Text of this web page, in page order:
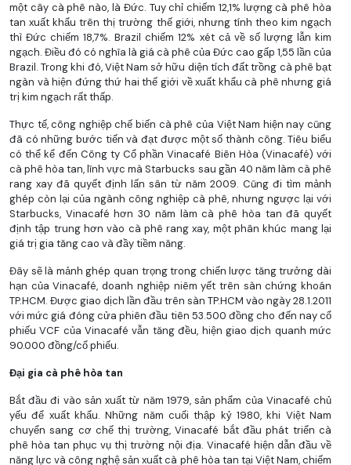
một cây cà phê nào, là Đức. Tuy chỉ chiếm 12,1% lượng cà phê hòa
tan xuất khẩu trên thị trường thế giới, nhưng tính theo kim ngạch
thì Đức chiếm 18,7%. Brazil chiếm 12% xét cả về số lượng lẫn kim
ngạch. Điều đó có nghĩa là giá cà phê của Đức cao gấp 1,55 lần của
Brazil. Trong khi đó, Việt Nam sở hữu diện tích đất trồng cà phê bạt
ngàn và hiện đứng thứ hai thế giới về xuất khẩu cà phê nhưng giá
trị kim ngạch rất thấp.
Thực tế, công nghiệp chế biến cà phê của Việt Nam hiện nay cũng
đã có những bước tiến và đạt được một số thành công. Tiêu biểu
có thể kể đến Công ty Cổ phần Vinacafé Biên Hòa (Vinacafé) với
cà phê hòa tan, lĩnh vực mà Starbucks sau gần 40 năm làm cà phê
rang xay đã quyết định lấn sân từ năm 2009. Cũng đi tìm mảnh
ghép còn lại của ngành công nghiệp cà phê, nhưng ngược lại với
Starbucks, Vinacafé hơn 30 năm làm cà phê hòa tan đã quyết
định tập trung hơn vào cà phê rang xay, một phân khúc mang lại
giá trị gia tăng cao và đầy tiềm năng.
Đây sẽ là mảnh ghép quan trọng trong chiến lược tăng trưởng dài
hạn của Vinacafé, doanh nghiệp niêm yết trên sàn chứng khoán
TP.HCM. Được giao dịch lần đầu trên sàn TP.HCM vào ngày 28.1.2011
với mức giá đóng cửa phiên đầu tiên 53.500 đồng cho đến nay cổ
phiếu VCF của Vinacafé vẫn tăng đều, hiện giao dịch quanh mức
90.000 đồng/cổ phiếu.
Đại gia cà phê hòa tan
Bắt đầu đi vào sản xuất từ năm 1979, sản phẩm của Vinacafé chủ
yếu để xuất khẩu. Những năm cuối thập kỷ 1980, khi Việt Nam
chuyển sang cơ chế thị trường, Vinacafé bắt đầu phát triển cà
phê hòa tan phục vụ thị trường nội địa. Vinacafé hiện dẫn đầu về
năng lực và công nghệ sản xuất cà phê hòa tan tại Việt Nam, chiếm